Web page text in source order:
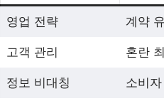
영업 전략 계약
고객 관리 혼란
정보 비대칭 소비